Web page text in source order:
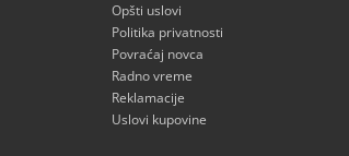
Opšti uslovi
Politika privatnosti
Povraćaj novca
Radno vreme
Reklamacije
Uslovi kupovine